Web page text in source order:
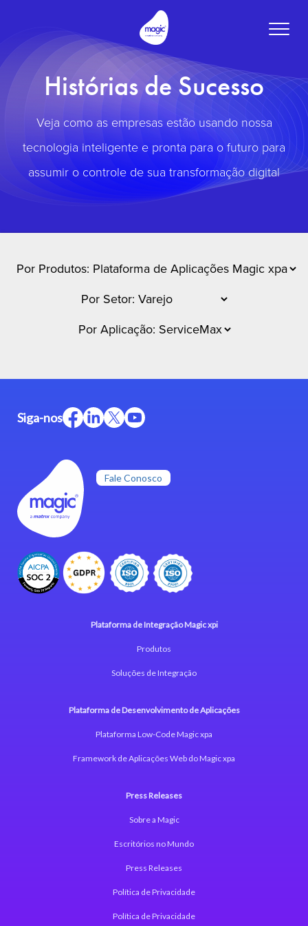
Toggle
Histórias de Sucesso
Veja como as empresas estão usando nossa
tecnologia inteligente e pronta para o futuro para
assumir o controle de sua transformação digital
Fale Conosco
Siga-nos
Plataforma de Integração Magic xpi
Produtos
Soluções de Integração
Plataforma de Desenvolvimento de Aplicações
Plataforma Low-Code Magic xpa
Framework de Aplicações Web do Magic xpa
Press Releases
Sobre a Magic
Escritórios no Mundo
Press Releases
Política de Privacidade
Política de Privacidade